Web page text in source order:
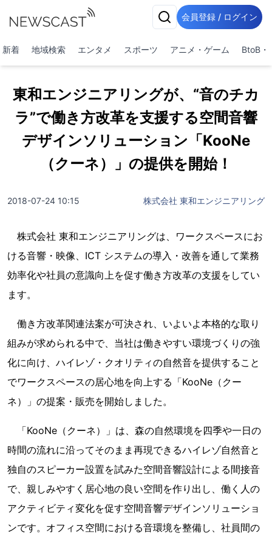
会員登録 / ログイン
新着 地域検索 エンタメ スポーツ アニメ・ゲーム BtoB・
東和エンジニアリングが、“音のチカ
ラ”で働き方改革を支援する空間音響
デザインソリューション「KooNe
（クーネ）」の提供を開始！
2018-07-24 10:15 株式会社 東和エンジニアリング
株式会社 東和エンジニアリングは、ワークスペースにお
ける音響・映像、ICT システムの導入・改善を通して業務
効率化や社員の意識向上を促す働き方改革の支援をしてい
ます。
働き方改革関連法案が可決され、いよいよ本格的な取り
組みが求められる中で、当社は働きやすい環境づくりの強
化に向け、ハイレゾ・クオリティの自然音を提供すること
でワークスペースの居心地を向上する「KooNe（クー
ネ）」の提案・販売を開始しました。
「KooNe（クーネ）」は、森の自然環境を四季や一日の
時間の流れに沿ってそのまま再現できるハイレゾ自然音と
独自のスピーカー設置を試みた空間音響設計による間接音
で、親しみやすく居心地の良い空間を作り出し、働く人の
アクティビティ変化を促す空間音響デザインソリューショ
ンです。オフィス空間における音環境を整備し、社員間の